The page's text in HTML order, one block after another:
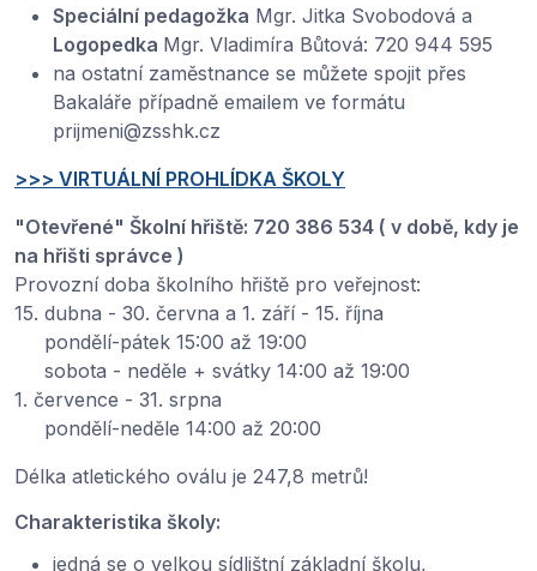
Speciální pedagožka Mgr. Jitka Svobodová a
Logopedka Mgr. Vladimíra Bůtová: 720 944 595
na ostatní zaměstnance se můžete spojit přes
Bakaláře případně emailem ve formátu
prijmeni@zsshk.cz
>>> VIRTUÁLNÍ PROHLÍDKA ŠKOLY
"Otevřené" Školní hřiště: 720 386 534 ( v době, kdy je
na hřišti správce )
Provozní doba školního hřiště pro veřejnost:
15. dubna - 30. června a 1. září - 15. října
pondělí-pátek 15:00 až 19:00
sobota - neděle + svátky 14:00 až 19:00
1. července - 31. srpna
pondělí-neděle 14:00 až 20:00
Délka atletického oválu je 247,8 metrů!
Charakteristika školy:
jedná se o velkou sídlištní základní školu,